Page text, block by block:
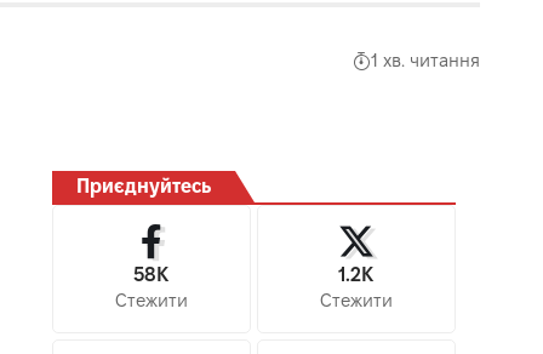
1 хв. читання
Приєднуйтесь
58K
Стежити
1.2K
Стежити